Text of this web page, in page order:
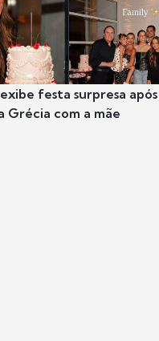
festa surpresa após
Grécia com a mãe